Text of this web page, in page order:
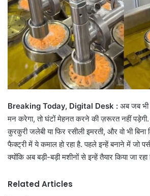
Breaking Today, Digital Desk : अब जब भी
मन करेगा, तो घंटों मेहनत करने की ज़रूरत नहीं पड़ेगी.
कुरकुरी जलेबी या फिर रसीली इमरती, और वो भी
फैक्ट्री में ये कमाल हो रहा है. पहले इन्हें बनाने में जो
क्योंकि अब बड़ी-बड़ी मशीनों से इन्हें तैयार किया जा रहा
Related Articles